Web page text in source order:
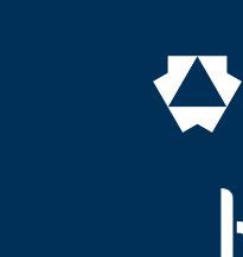
Image
Image